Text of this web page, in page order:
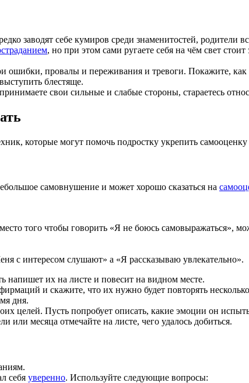
заводят себе кумиров среди знаменитостей, родители
, но при этом сами ругаете себя на чём свет
ошибки, провалы и переживания и тревоги. Покажите,
блестяще.
свои сильные и слабые стороны, стараетесь
которые могут помочь подростку укрепить самооценку
самовнушение и может хорошо сказаться на
того чтобы говорить «Я не боюсь самовыражаться»,
с интересом слушают» а «Я рассказываю увлекательно».
напишет их на листе и повесит на видном месте.
и скажите, что их нужно будет повторять
дня.
целей. Пусть попробует описать, какие эмоции он
или месяца отмечайте на листе, чего удалось добиться.
себя уверенно. Используйте следующие вопросы: